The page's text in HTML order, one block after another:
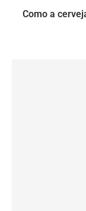
Como a